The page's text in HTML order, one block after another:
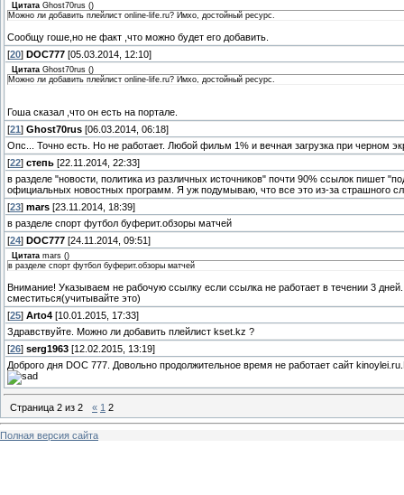
Цитата Ghost70rus ()
Можно ли добавить плейлист online-life.ru? Имхо, достойный ресурс.
Сообщу гоше,но не факт ,что можно будет его добавить.
[20] DOC777 [05.03.2014, 12:10]
Цитата Ghost70rus ()
Можно ли добавить плейлист online-life.ru? Имхо, достойный ресурс.
Гоша сказал ,что он есть на портале.
[21 ] Ghost70rus [06.03.2014, 06:18]
Опс... Точно есть. Но не работает. Любой фильм 1% и вечная загрузка при черном
[22] степь [22.11.2014, 22:33]
в разделе "новости, политика из различных источников" почти 90% ссылок пишет
официальных новостных программ. Я уж подумываю, что все это из-за страшного
[23] mars [23.11.2014, 18:39]
в разделе спорт футбол буферит.обзоры матчей
[24] DOC777 [24.11.2014, 09:51]
Цитата mars ()
в разделе спорт футбол буферит.обзоры матчей
Внимание! Указываем не рабочую ссылку если ссылка не работает в течении 3
сместиться(учитывайте это)
[25] Arto4 [10.01.2015, 17:33]
Здравствуйте. Можно ли добавить плейлист kset.kz ?
[26] serg1963 [12.02.2015, 13:19]
Доброго дня DOC 777. Довольно продолжительное время не работает сайт
Страница 2 из 2 « 1 2
Полная версия сайта